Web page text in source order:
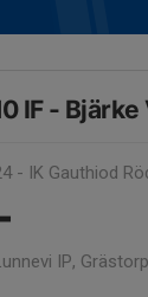
IF - Bjärke
- IK Gauthiod
IP, Grästorp